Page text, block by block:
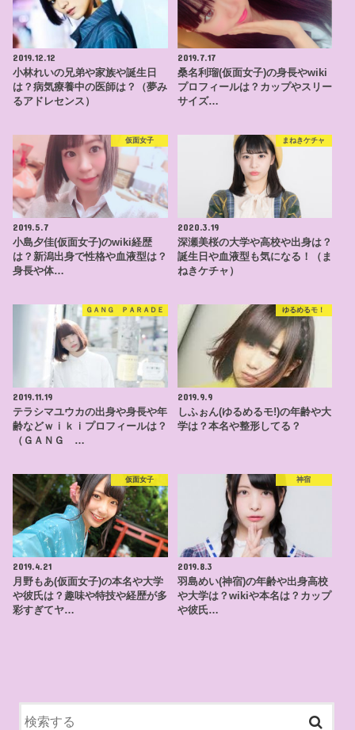
2019.12.12
小林れいの兄弟や家族や誕生日
は？病気療養中の医師は？（夢み
るアドレセンス）
2019.7.17
桑名利瑠(仮面女子)の身長やwiki
プロフィールは？カップやスリー
サイズ…
仮面女子
2019.5.7
小島夕佳(仮面女子)のwiki経歴
は？新潟出身で性格や血液型は？
身長や体…
まねきケチャ
2020.3.19
深瀬美桜の大学や高校や出身は？
誕生日や血液型も気になる！（ま
ねきケチャ）
ＧＡＮＧ ＰＡＲＡＤＥ
2019.11.19
テラシマユウカの出身や身長や年
齢などｗｉｋｉプロフィールは？
（ＧＡＮＧ …
ゆるめるモ！
2019.9.9
しふぉん(ゆるめるモ!)の年齢や大
学は？本名や整形してる？
仮面女子
2019.4.21
月野もあ(仮面女子)の本名や大学
や彼氏は？趣味や特技や経歴が多
彩すぎてヤ…
神宿
2019.8.3
羽島めい(神宿)の年齢や出身高校
や大学は？wikiや本名は？カップ
や彼氏…